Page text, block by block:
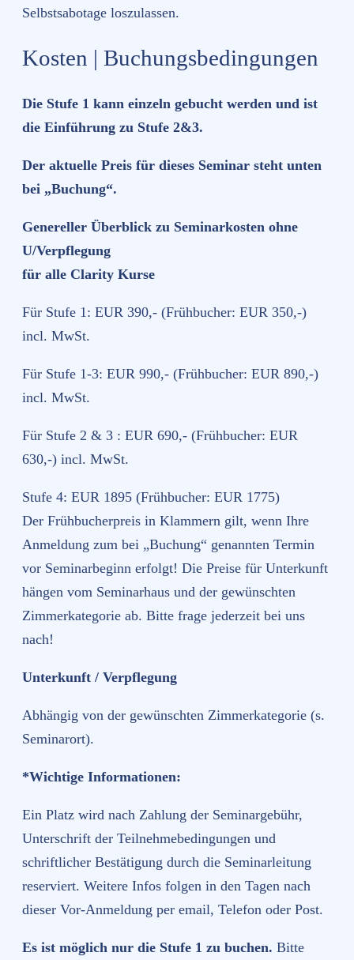
Selbstsabotage loszulassen.
Kosten | Buchungsbedingungen
Die Stufe 1 kann einzeln gebucht werden und ist
die Einführung zu Stufe 2&3.
Der aktuelle Preis für dieses Seminar steht unten
bei „Buchung“.
Genereller Überblick zu Seminarkosten ohne
U/Verpflegung
für alle Clarity Kurse
Für Stufe 1: EUR 390,- (Frühbucher: EUR 350,-)
incl. MwSt.
Für Stufe 1-3: EUR 990,- (Frühbucher: EUR 890,-)
incl. MwSt.
Für Stufe 2 & 3 : EUR 690,- (Frühbucher: EUR
630,-) incl. MwSt.
Stufe 4: EUR 1895 (Frühbucher: EUR 1775)
Der Frühbucherpreis in Klammern gilt, wenn Ihre
Anmeldung zum bei „Buchung“ genannten Termin
vor Seminarbeginn erfolgt! Die Preise für Unterkunft
hängen vom Seminarhaus und der gewünschten
Zimmerkategorie ab. Bitte frage jederzeit bei uns
nach!
Unterkunft / Verpflegung
Abhängig von der gewünschten Zimmerkategorie (s.
Seminarort).
*Wichtige Informationen:
Ein Platz wird nach Zahlung der Seminargebühr,
Unterschrift der Teilnehmebedingungen und
schriftlicher Bestätigung durch die Seminarleitung
reserviert. Weitere Infos folgen in den Tagen nach
dieser Vor-Anmeldung per email, Telefon oder Post.
Es ist möglich nur die Stufe 1 zu buchen. Bitte